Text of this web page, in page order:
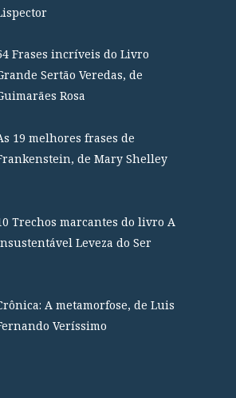
Frases incríveis do Livro
Sertão Veredas, de
Rosa
19 melhores frases de
de Mary Shelley
Trechos marcantes do livro A
Leveza do Ser
A metamorfose, de Luis
Veríssimo